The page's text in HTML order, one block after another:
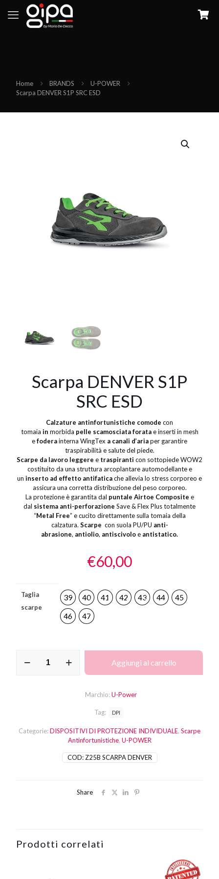
Home BRANDS
U-POWER
Scarpa DENVER S1P SRC ESD
Scarpa DENVER S1P
SRC ESD
Calzature antinfortunistiche comode con
tomaia in morbida pelle scamosciata foratae inserti in mesh
efoderainterna WingTex a canali d’ariaper garantire
traspirabilità e salute del piede.
Scarpe da lavoro leggere e traspiranti con sottopiede WOW2
costituito da una struttura arcoplantare automodellante e
un inserto ad effetto antifaticache allevia lo stress corporeo e
assicura una corretta distribuzione del peso corporeo.
La protezione è garantita dal puntale Airtoe Composite e
dal sistema anti-perforazione Save & Flex Plus totalmente
“Metal Free” e cucito direttamente sulla tomaia della
calzatura. Scarpe con suola PU/PU anti-
abrasione, antiolio, antiscivoloe antistatico.
€60,00
Taglia
scarpe
39 40 41 42 43 44
45
46
47
DENVER
Aggiungi al carrello
COD: Z25B SCARPA DENVER
Categorie:DISPOSITIVI DI PROTEZIONE INDIVIDUALE, Scarpe
Antinfortunistiche, U-POWER
Tag: DPI
Marchio:U-Power
Share
Prodotti correlati